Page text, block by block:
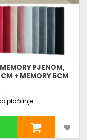
PJENOM,
+ MEMORY 6CM
plaćanje